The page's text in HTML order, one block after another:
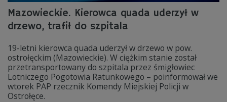
Mazowieckie. Kierowca quada uderzył w
drzewo, trafił do szpitala
19-letni kierowca quada uderzył w drzewo w pow.
ostrołęckim (Mazowieckie). W ciężkim stanie został
przetransportowany do szpitala przez śmigłowiec
Lotniczego Pogotowia Ratunkowego – poinformował we
wtorek PAP rzecznik Komendy Miejskiej Policji w
Ostrołęce.